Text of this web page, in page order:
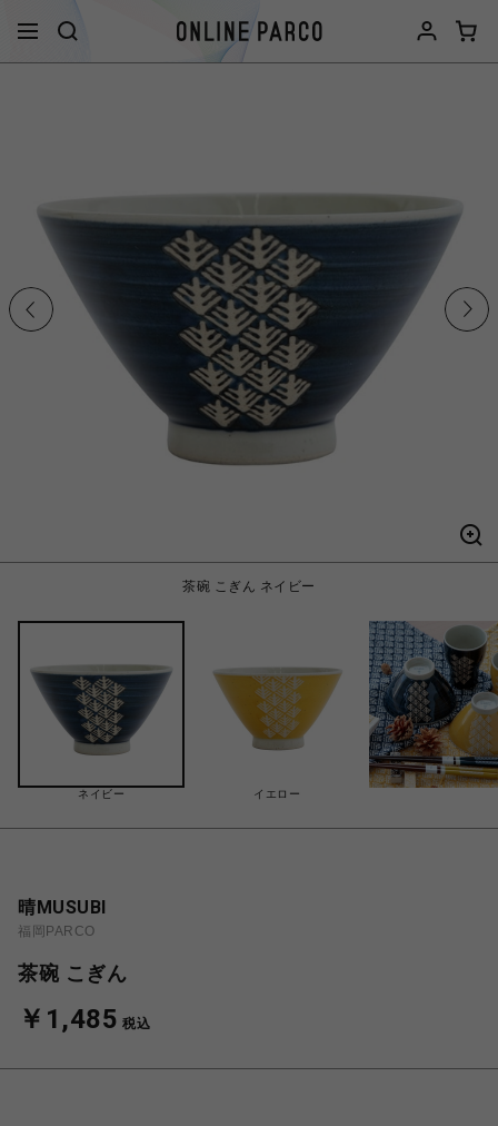
茶碗 こぎん ネイビー
ネイビー イエロー
晴MUSUBI
福岡PARCO
茶碗 こぎん
￥1,485 税込